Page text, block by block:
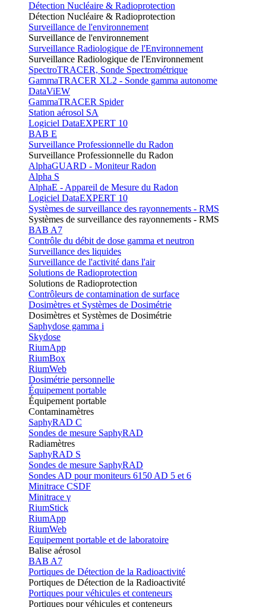
Détection Nucléaire & Radioprotection
Détection Nucléaire & Radioprotection
Surveillance de l'environnement
Surveillance de l'environnement
Surveillance Radiologique de l'Environnement
Surveillance Radiologique de l'Environnement
SpectroTRACER, Sonde Spectrométrique
GammaTRACER XL2 - Sonde gamma autonome
DataViEW
GammaTRACER Spider
Station aérosol SA
Logiciel DataEXPERT 10
BAB E
Surveillance Professionnelle du Radon
Surveillance Professionnelle du Radon
AlphaGUARD - Moniteur Radon
Alpha S
AlphaE - Appareil de Mesure du Radon
Logiciel DataEXPERT 10
Systèmes de surveillance des rayonnements - RMS
Systèmes de surveillance des rayonnements - RMS
BAB A7
Contrôle du débit de dose gamma et neutron
Surveillance des liquides
Surveillance de l'activité dans l'air
Solutions de Radioprotection
Solutions de Radioprotection
Contrôleurs de contamination de surface
Dosimètres et Systèmes de Dosimétrie
Dosimètres et Systèmes de Dosimétrie
Saphydose gamma i
Skydose
RiumApp
RiumBox
RiumWeb
Dosimétrie personnelle
Équipement portable
Équipement portable
Contaminamètres
SaphyRAD C
Sondes de mesure SaphyRAD
Radiamètres
SaphyRAD S
Sondes de mesure SaphyRAD
Sondes AD pour moniteurs 6150 AD 5 et 6
Minitrace CSDF
Minitrace γ
RiumStick
RiumApp
RiumWeb
Equipement portable et de laboratoire
Balise aérosol
BAB A7
Portiques de Détection de la Radioactivité
Portiques de Détection de la Radioactivité
Portiques pour véhicules et conteneurs
Portiques pour véhicules et conteneurs